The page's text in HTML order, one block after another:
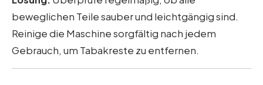
beweglichen Teile sauber und leichtgängig sind.
Reinige die Maschine sorgfältig nach jedem
Gebrauch, um Tabakreste zu entfernen.